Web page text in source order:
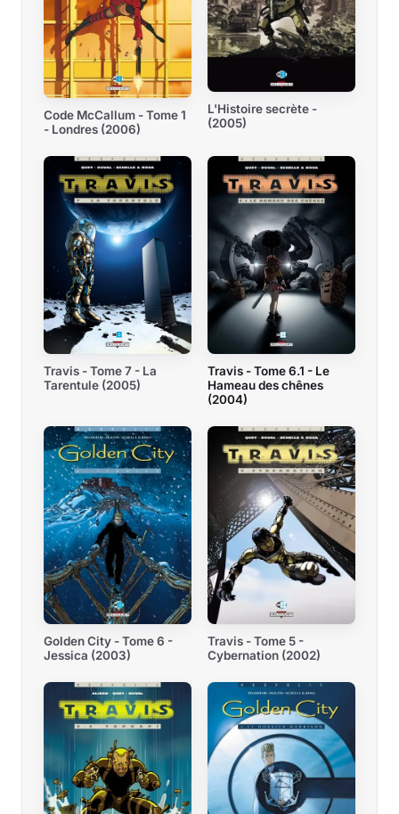
Code McCallum - Tome 1
- Londres (2006)
L'Histoire secrète -
(2005)
Travis - Tome 7 - La
Tarentule (2005)
Travis - Tome 6.1 - Le
Hameau des chênes
(2004)
Golden City - Tome 6 -
Jessica (2003)
Travis - Tome 5 -
Cybernation (2002)